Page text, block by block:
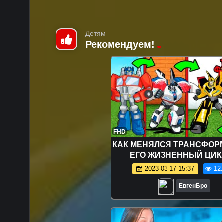
Детям
Рекомендуем!
FHD
КАК МЕНЯЛСЯ
ЕГО ЖИЗНЕННЫЙ
МАЙНКРАФТ ~
ТРАНСФОРМЕРА В
ROBOT
2023-03-17 15:37
ЕвгенБро